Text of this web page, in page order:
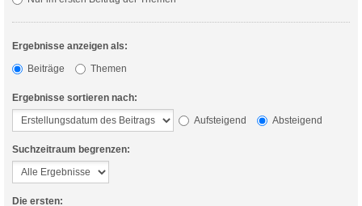
Ergebnisse anzeigen als:
Beiträge
Themen
Ergebnisse sortieren nach:
Aufsteigend
Absteigend
Suchzeitraum begrenzen:
Die ersten: